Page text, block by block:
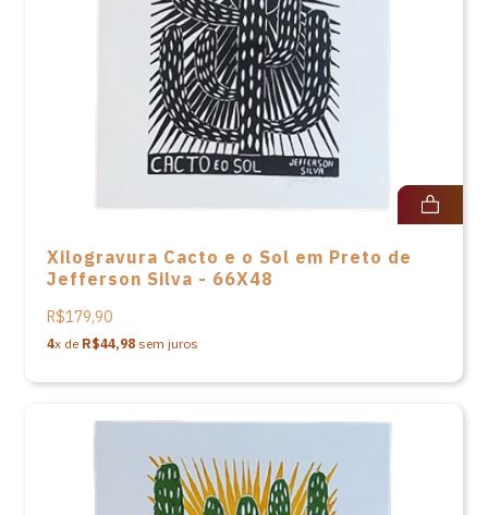
Xilogravura Cacto e o Sol em Preto de
Jefferson Silva - 66X48
R$179,90
4x de R$44,98 sem juros